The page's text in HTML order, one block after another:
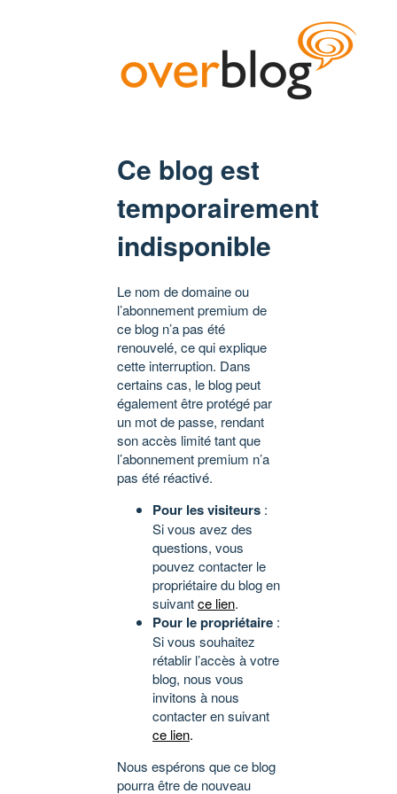
Ce blog est
temporairement
indisponible
Le nom de domaine ou
l’abonnement premium de
ce blog n’a pas été
renouvelé, ce qui explique
cette interruption. Dans
certains cas, le blog peut
également être protégé par
un mot de passe, rendant
son accès limité tant que
l’abonnement premium n’a
pas été réactivé.
Pour les visiteurs :
Si vous avez des
questions, vous
pouvez contacter le
propriétaire du blog en
suivantce lien.
Pour le propriétaire :
Si vous souhaitez
rétablir l’accès à votre
blog, nous vous
invitons à nous
contacter en suivant
ce lien.
Nous espérons que ce blog
pourra être de nouveau